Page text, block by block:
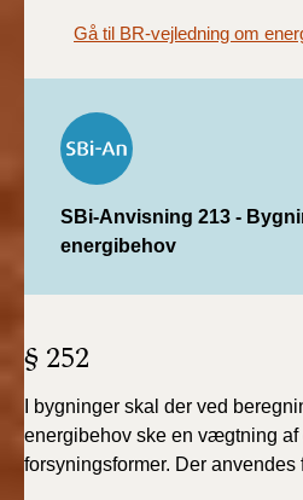
BR18 (1/1-30/6
BR15 (2015-2018)
Tidligere BR (1961-
Gå til BR-vejledning om
SBi-Anvisning 213 -
energibehov
§ 252
I bygninger skal der ved
energibehov ske en vægtning af
forsyningsformer. Der anvendes